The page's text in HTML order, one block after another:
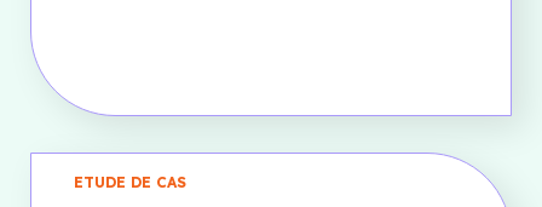
ETUDE DE CAS